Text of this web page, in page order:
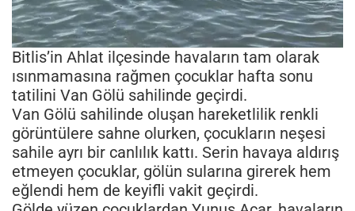
Bitlis’in Ahlat ilçesinde havaların tam olarak
ısınmamasına rağmen çocuklar hafta sonu
tatilini Van Gölü sahilinde geçirdi.
Van Gölü sahilinde oluşan hareketlilik renkli
görüntülere sahne olurken, çocukların neşesi
sahile ayrı bir canlılık kattı. Serin havaya aldırış
etmeyen çocuklar, gölün sularına girerek hem
eğlendi hem de keyifli vakit geçirdi.